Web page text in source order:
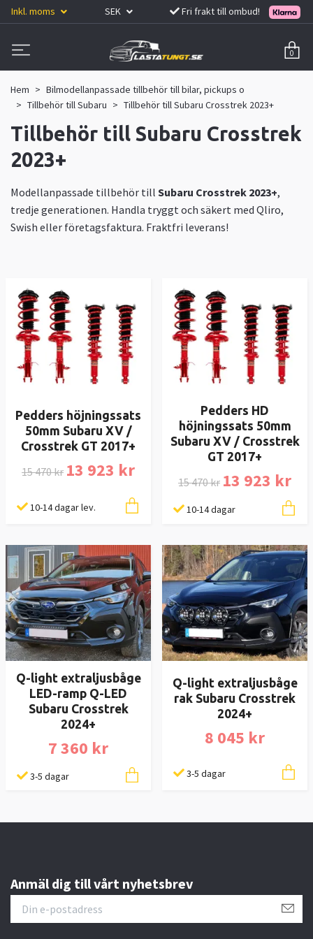
Inkl. moms SEK Fri frakt till ombud!
0
Hem
Bilmodellanpassade tillbehör till bilar, pickups o
Tillbehör till Subaru
Tillbehör till Subaru Crosstrek 2023+
Tillbehör till Subaru Crosstrek
2023+
Modellanpassade tillbehör till Subaru Crosstrek 2023+,
tredje generationen. Handla tryggt och säkert med Qliro,
Swish eller företagsfaktura. Fraktfri leverans!
Pedders höjningssats
50mm Subaru XV /
Crosstrek GT 2017+
15 470 kr 13 923 kr
10-14 dagar lev.
Pedders HD
höjningssats 50mm
Subaru XV / Crosstrek
GT 2017+
15 470 kr 13 923 kr
10-14 dagar
Q-light extraljusbåge
LED-ramp Q-LED
Subaru Crosstrek
2024+
7 360 kr
3-5 dagar
Q-light extraljusbåge
rak Subaru Crosstrek
2024+
8 045 kr
3-5 dagar
Anmäl dig till vårt nyhetsbrev